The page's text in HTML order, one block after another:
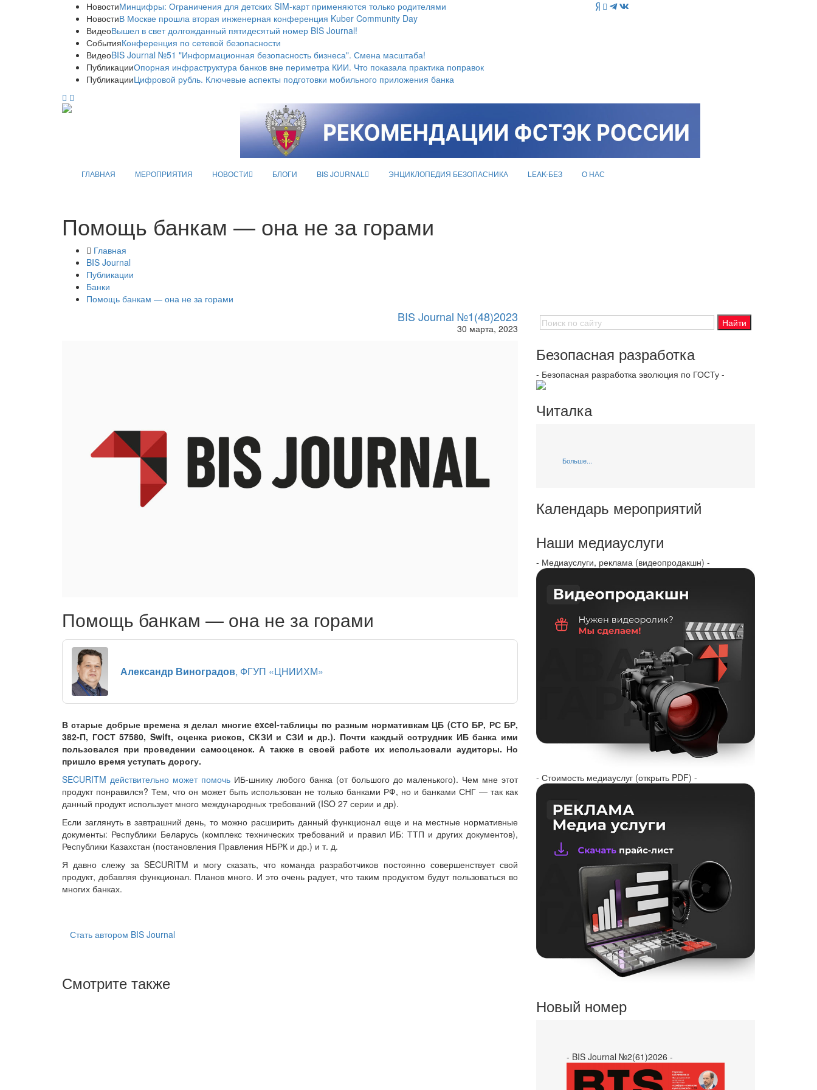
НовостиМинцифры: Ограничения для детских SIM-карт применяются только родителями
НовостиВ Москве прошла вторая инженерная конференция Kuber Community Day
ВидеоВышел в свет долгожданный пятидесятый номер BIS Journal!
СобытияКонференция по сетевой безопасности
ВидеоBIS Journal №51 "Информационная безопасность бизнеса". Смена масштаба!
ПубликацииОпорная инфраструктура банков вне периметра КИИ. Что показала практика поправок
ПубликацииЦифровой рубль. Ключевые аспекты подготовки мобильного приложения банка
ГЛАВНАЯ МЕРОПРИЯТИЯ НОВОСТИ БЛОГИ BIS JOURNAL ЭНЦИКЛОПЕДИЯ БЕЗОПАСНИКА LEAK-БЕЗ О НАС
Помощь банкам — она не за горами
Главная
BIS Journal
Публикации
Банки
Помощь банкам — она не за горами
BIS Journal №1(48)2023
30 марта, 2023
Помощь банкам — она не за горами
Александр Виноградов, ФГУП «ЦНИИХМ»
В старые добрые времена я делал многие excel-таблицы по разным нормативкам ЦБ (СТО БР, РС БР,
382-П, ГОСТ 57580, Swift, оценка рисков, СКЗИ и СЗИ и др.). Почти каждый сотрудник ИБ банка ими
пользовался при проведении самооценок. А также в своей работе их использовали аудиторы. Но
пришло время уступать дорогу.
SECURITM действительно может помочь ИБ-шнику любого банка (от большого до маленького). Чем мне этот
продукт понравился? Тем, что он может быть использован не только банками РФ, но и банками СНГ — так как
данный продукт использует много международных требований (ISO 27 серии и др).
Если заглянуть в завтрашний день, то можно расширить данный функционал еще и на местные нормативные
документы: Республики Беларусь (комплекс технических требований и правил ИБ: ТТП и других документов),
Республики Казахстан (постановления Правления НБРК и др.) и т. д.
Я давно слежу за SECURITM и могу сказать, что команда разработчиков постоянно совершенствует свой
продукт, добавляя функционал. Планов много. И это очень радует, что таким продуктом будут пользоваться во
многих банках.
Стать автором BIS Journal
Смотрите также
Безопасная разработка
- Безопасная разработка эволюция по ГОСТу -
Читалка
Больше...
Календарь мероприятий
Наши медиауслуги
- Медиауслуги, реклама (видеопродакшн) -
- Стоимость медиауслуг (открыть PDF) -
Новый номер
- BIS Journal №2(61)2026 -